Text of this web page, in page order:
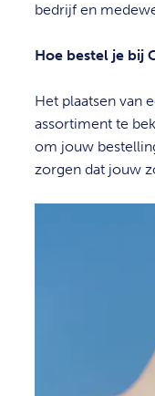
bedrijf en
Hoe bestel je bij
Het plaatsen van
assortiment te
om jouw
zorgen dat jouw